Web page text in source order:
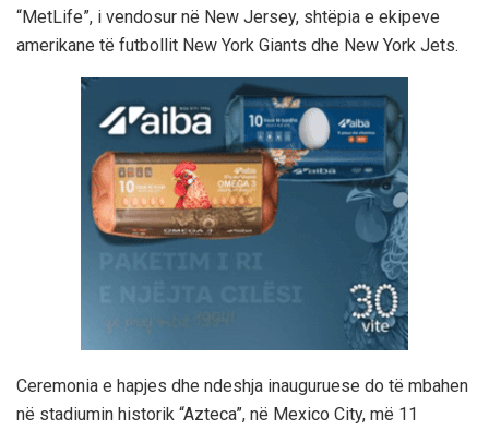
“MetLife”, i vendosur në New Jersey, shtëpia e ekipeve
amerikane të futbollit New York Giants dhe New York Jets.
Ceremonia e hapjes dhe ndeshja inauguruese do të mbahen
në stadiumin historik “Azteca”, në Mexico City, më 11